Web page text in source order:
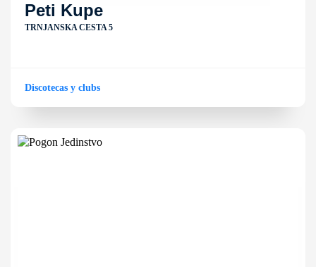
Peti Kupe
TRNJANSKA CESTA 5
Discotecas y clubs